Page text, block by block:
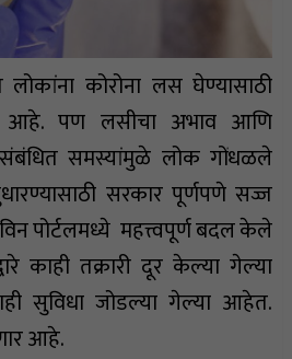
लोकांना कोरोना लस घेण्यासाठी
आहे. पण लसीचा अभाव आणि
संबंधित समस्यांमुळे लोक गोंधळले
सरकार पूर्णपणे सज्ज
पोर्टलमध्ये महत्त्वपूर्ण बदल केले
काही तक्रारी दूर केल्या गेल्या
सुविधा जोडल्या गेल्या आहेत.
आहे.